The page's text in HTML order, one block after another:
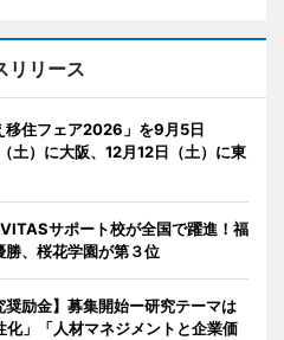
リリース
移住フェア2026」を9月5日
土）に大阪、12月12日（土）に東
サポート校が全国で躍進！福
、桜花学園が第３位
奨励金】募集開始ー研究テーマは
化」「人材マネジメントと企業価